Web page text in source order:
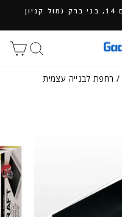
בואו לבקר בחנותינו: ששת הימים 14, בני ברק (מול קניון
חיפוש
/ רחפת לבנייה עצמית